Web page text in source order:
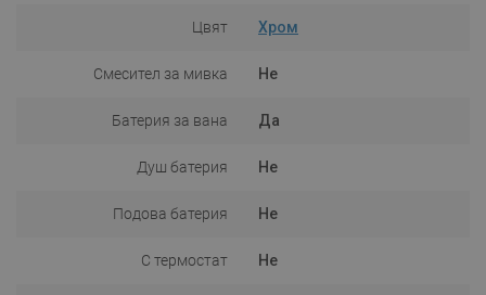
Цвят Хром
Смесител за мивка Не
Батерия за вана Да
Душ батерия Не
Подова батерия Не
С термостат Не